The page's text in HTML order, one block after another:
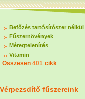
Befőzés tartósítószer nélkül
Fűszernövények
Méregtelenítés
Vitamin
Összesen 401 cikk
Vérpezsdítő fűszereink